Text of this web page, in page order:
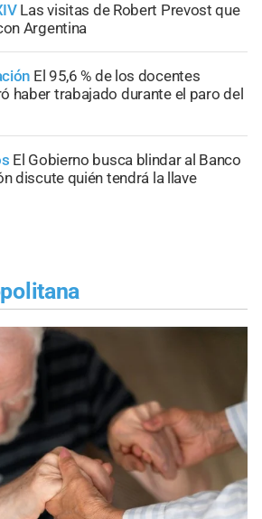
Las visitas de Robert Prevost que
Argentina
El 95,6 % de los docentes
haber trabajado durante el paro del
El Gobierno busca blindar al Banco
discute quién tendrá la llave